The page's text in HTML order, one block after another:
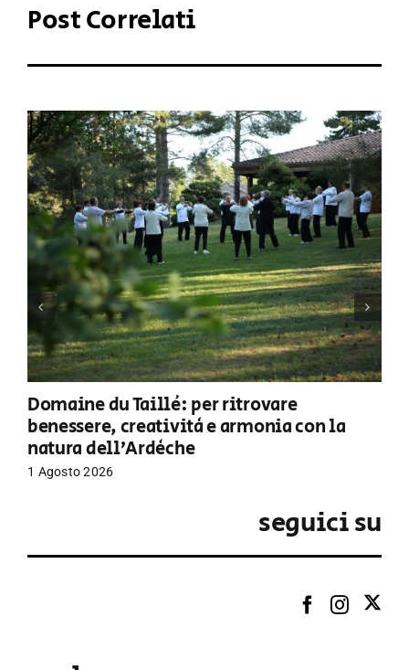
Post Correlati
Domaine du Taillé: per ritrovare
benessere, creatività e armonia con la
natura dell’Ardèche
1 Agosto 2026
seguici su